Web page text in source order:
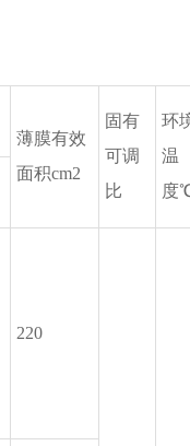
薄膜有效
面积cm2
固有
可调
比
环
温
度
220